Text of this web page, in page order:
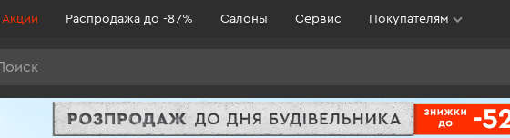
Акции Распродажа до -87% Салоны Сервис Покупателям